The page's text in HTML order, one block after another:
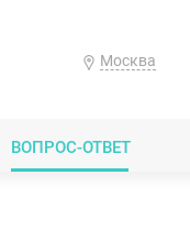
Москва
ВОПРОС-ОТВЕТ